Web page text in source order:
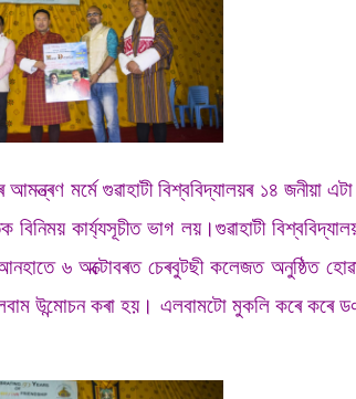
মৰ্মে গুৱাহাটী বিশ্ববিদ্যালয়ৰ ১৪ জনীয়া
কাৰ্য্যসূচীত ভাগ লয়।গুৱাহাটী
৬ অক্টোবৰত চেৰবুটছী কলেজত অনুষ্ঠিত হোৱা
উন্মোচন কৰা হয়। এলবামটো মুকলি কৰে কৰে